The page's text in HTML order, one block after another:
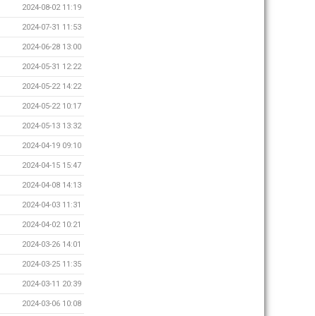
2024-08-02 11:19
2024-07-31 11:53
2024-06-28 13:00
2024-05-31 12:22
2024-05-22 14:22
2024-05-22 10:17
2024-05-13 13:32
2024-04-19 09:10
2024-04-15 15:47
2024-04-08 14:13
2024-04-03 11:31
2024-04-02 10:21
2024-03-26 14:01
2024-03-25 11:35
2024-03-11 20:39
2024-03-06 10:08